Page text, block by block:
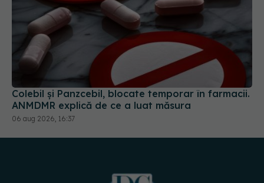
Colebil și Panzcebil, blocate temporar în farmacii.
ANMDMR explică de ce a luat măsura
06 aug 2026, 16:37